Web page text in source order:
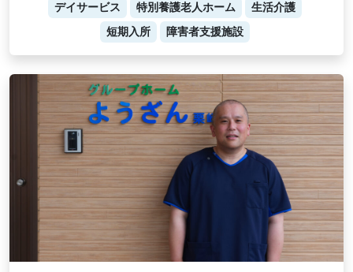
デイサービス 特別養護老人ホーム
生活介護
短期入所
障害者支援施設